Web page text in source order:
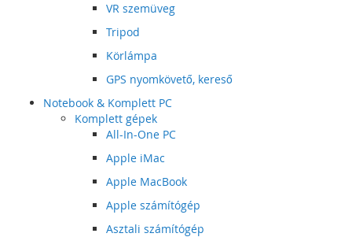
VR szemüveg
Tripod
Körlámpa
GPS nyomkövető, kereső
Notebook & Komplett PC
Komplett gépek
All-In-One PC
Apple iMac
Apple MacBook
Apple számítógép
Asztali számítógép